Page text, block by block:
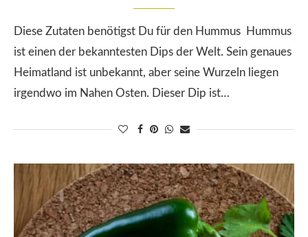
Diese Zutaten benötigst Du für den Hummus Hummus
ist einen der bekanntesten Dips der Welt. Sein genaues
Heimatland ist unbekannt, aber seine Wurzeln liegen
irgendwo im Nahen Osten. Dieser Dip ist…